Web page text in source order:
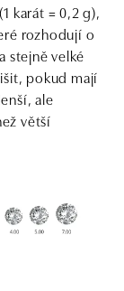
karát = 0,2 g),
rozhodují o
stejně velké
pokud mají
ale
větší